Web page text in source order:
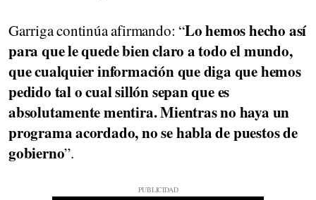
Garriga continúa afirmando: “Lo hemos hecho así
para que le quede bien claro a todo el mundo,
que cualquier información que diga que hemos
pedido tal o cual sillón sepan que es
absolutamente mentira. Mientras no haya un
programa acordado, no se habla de puestos de
gobierno”.